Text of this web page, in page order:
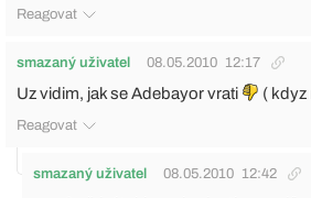
Reagovat
smazaný uživatel 08.05.2010 12:17
Uz vidim, jak se Adebayor vrati ( kdyz
Reagovat
smazaný uživatel 08.05.2010 12:42